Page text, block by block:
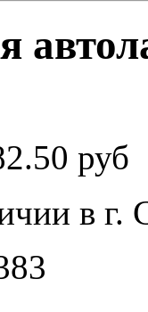
руб
в